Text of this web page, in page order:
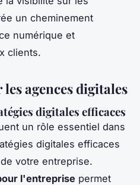
un cheminement
numérique et
clients.
agences digitales
digitales efficaces
un rôle essentiel dans
digitales efficaces
votre entreprise.
l'entreprise permet